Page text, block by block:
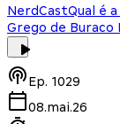
NerdCastQual é
Grego de Buraco
Ep. 1029
08.mai.26